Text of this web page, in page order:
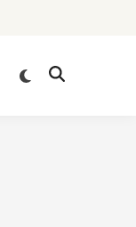
Switch
Open